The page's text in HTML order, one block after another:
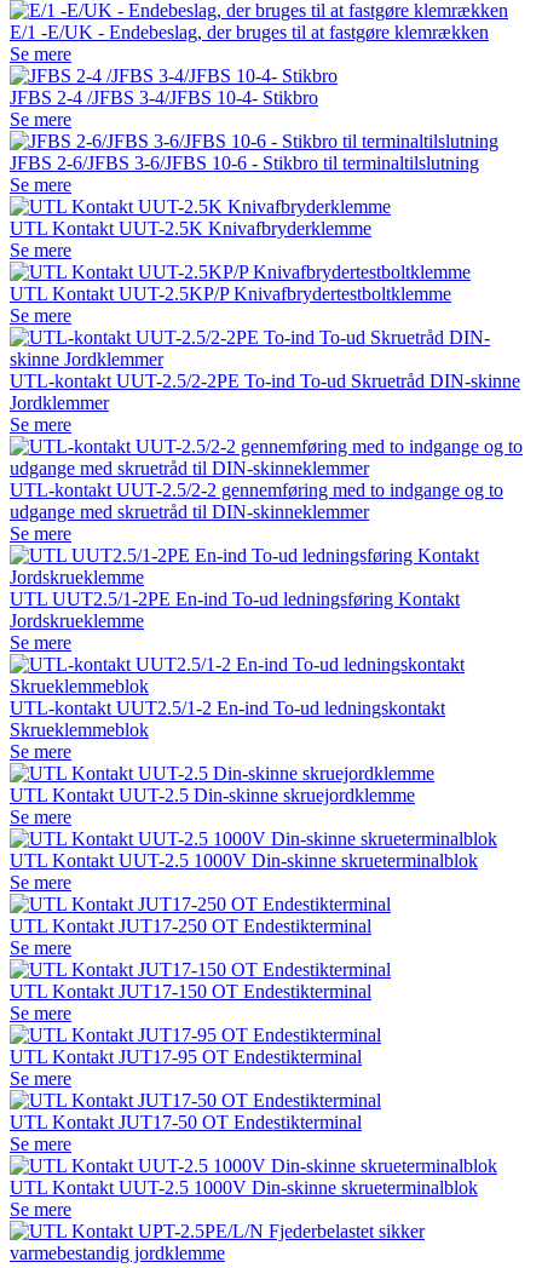
E/1 -E/UK - Endebeslag, der bruges til at fastgøre klemrækken
Se mere
JFBS 2-4 /JFBS 3-4/JFBS 10-4- Stikbro
Se mere
JFBS 2-6/JFBS 3-6/JFBS 10-6 - Stikbro til terminaltilslutning
Se mere
UTL Kontakt UUT-2.5K Knivafbryderklemme
Se mere
UTL Kontakt UUT-2.5KP/P Knivafbrydertestboltklemme
Se mere
UTL-kontakt UUT-2.5/2-2PE To-ind To-ud Skruetråd DIN-skinne
Jordklemmer
Se mere
UTL-kontakt UUT-2.5/2-2 gennemføring med to indgange og to
udgange med skruetråd til DIN-skinneklemmer
Se mere
UTL UUT2.5/1-2PE En-ind To-ud ledningsføring Kontakt
Jordskrueklemme
Se mere
UTL-kontakt UUT2.5/1-2 En-ind To-ud ledningskontakt
Skrueklemmeblok
Se mere
UTL Kontakt UUT-2.5 Din-skinne skruejordklemme
Se mere
UTL Kontakt UUT-2.5 1000V Din-skinne skrueterminalblok
Se mere
UTL Kontakt JUT17-250 OT Endestikterminal
Se mere
UTL Kontakt JUT17-150 OT Endestikterminal
Se mere
UTL Kontakt JUT17-95 OT Endestikterminal
Se mere
UTL Kontakt JUT17-50 OT Endestikterminal
Se mere
UTL Kontakt UUT-2.5 1000V Din-skinne skrueterminalblok
Se mere